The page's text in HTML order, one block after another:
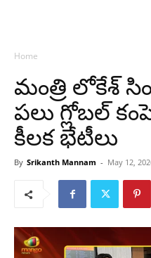
Home
మంత్రి లోకేశ్
పలు గ్లోబల్
కీలక భేటీలు
By Srikanth Mannam - May 12,